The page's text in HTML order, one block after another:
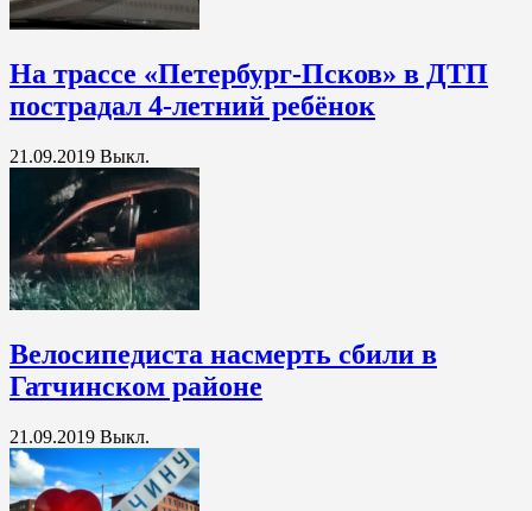
На трассе «Петербург-Псков» в ДТП
пострадал 4-летний ребёнок
21.09.2019 Выкл.
Велосипедиста насмерть сбили в
Гатчинском районе
21.09.2019 Выкл.